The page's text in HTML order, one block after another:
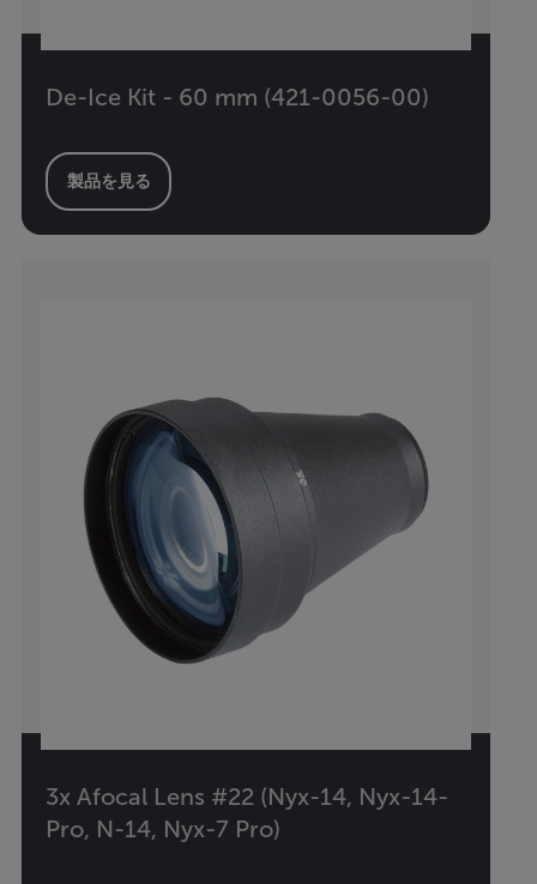
De-Ice Kit - 60 mm (421-0056-00)
製品を見る
3x Afocal Lens #22 (Nyx-14, Nyx-14-
Pro, N-14, Nyx-7 Pro)